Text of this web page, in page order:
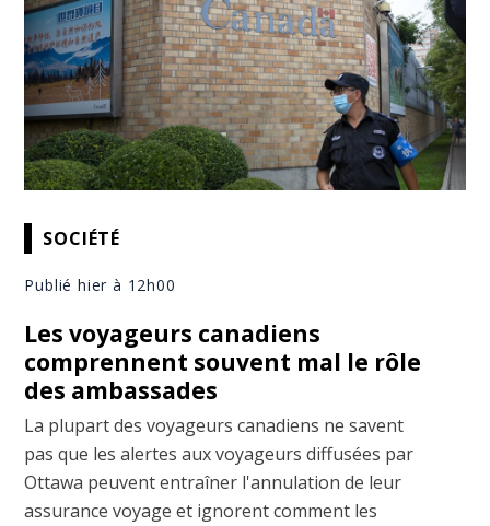
SOCIÉTÉ
Publié hier à 12h00
Les voyageurs canadiens
comprennent souvent mal le rôle
des ambassades
La plupart des voyageurs canadiens ne savent
pas que les alertes aux voyageurs diffusées par
Ottawa peuvent entraîner l'annulation de leur
assurance voyage et ignorent comment les